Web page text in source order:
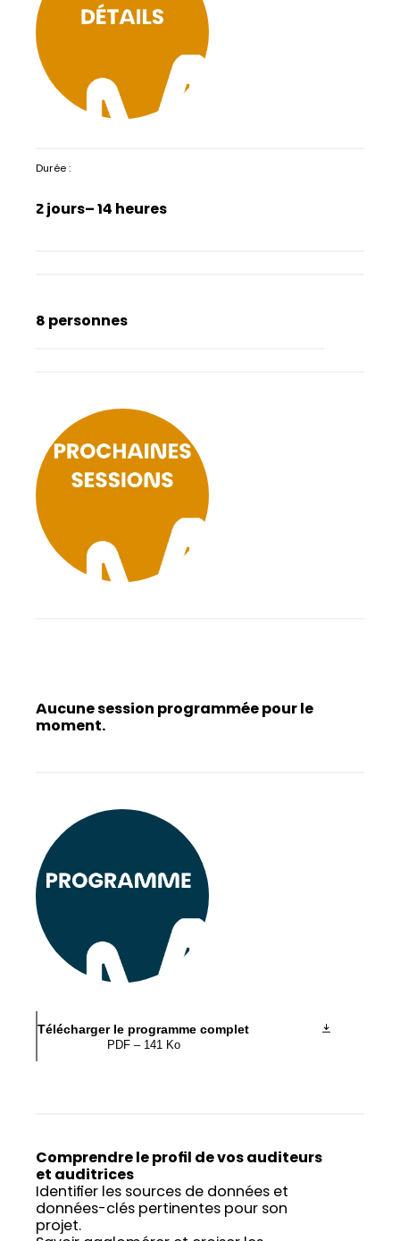
Durée :
2 jours– 14 heures
8 personnes
Aucune session programmée pour le
moment.
Télécharger le programme complet
PDF – 141 Ko
Comprendre le profil de vos auditeurs
et auditrices
Identifier les sources de données et
données-clés pertinentes pour son
projet.